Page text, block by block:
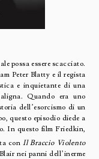
possa essere scacciato.
Peter Blatty e il regista
e inquietante di una
Quando era uno
dell’esorcismo di un
questo episodio diede a
In questo film Friedkin,
conIl Braccio Violento
nei panni dell’inerme